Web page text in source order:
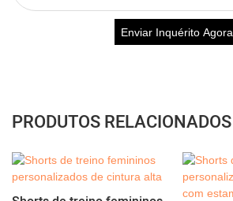
Enviar Inquérito Agora
PRODUTOS RELACIONADOS